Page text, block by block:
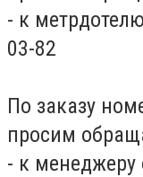
- к
03-82
По заказу
просим
- к менеджеру